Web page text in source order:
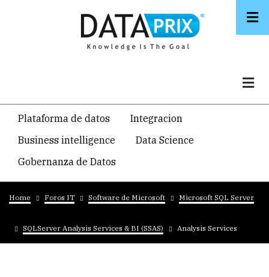
Navegacion
temática
principal
Plataforma de datos
Integracion
Business intelligence
Data Science
Gobernanza de Datos
Breadcrumb
Home Foros IT Software de Microsoft Microsoft SQL Server
SQLServer Analysis Services & BI (SSAS) Analysis Services